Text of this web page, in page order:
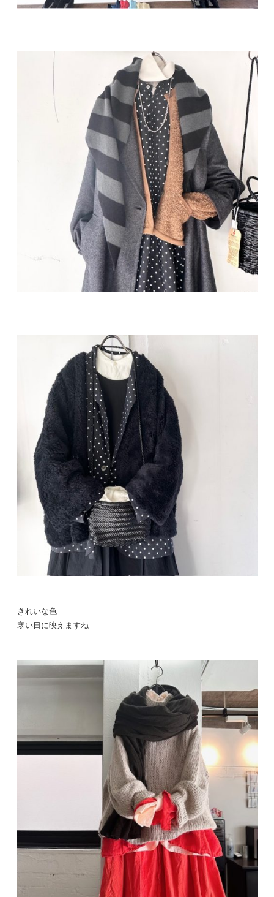
きれいな色
寒い日に映えますね